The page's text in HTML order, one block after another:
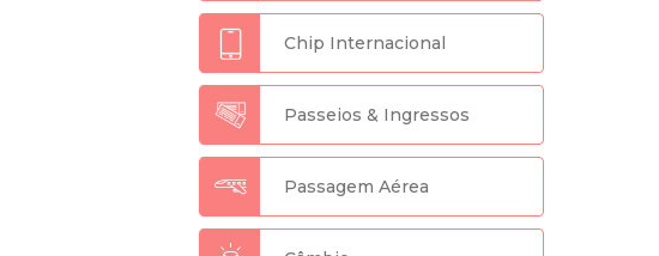
Chip Internacional
Passeios & Ingressos
Passagem Aérea